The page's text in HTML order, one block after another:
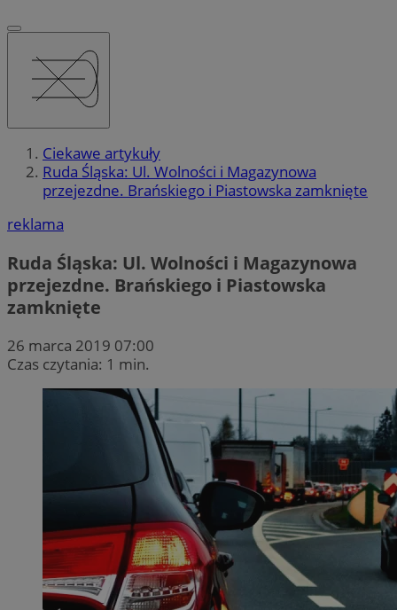
Ciekawe artykuły
Ruda Śląska: Ul. Wolności i Magazynowa
przejezdne. Brańskiego i Piastowska zamknięte
reklama
Ruda Śląska: Ul. Wolności i Magazynowa
przejezdne. Brańskiego i Piastowska
zamknięte
26 marca 2019 07:00
Czas czytania: 1 min.